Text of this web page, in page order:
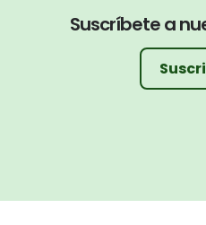
Suscríbete a